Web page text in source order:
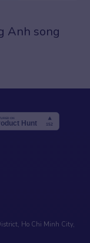
vui nhộn và
Ho Chi Minh City,